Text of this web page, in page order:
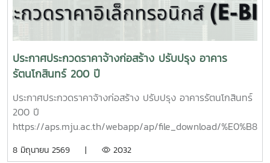
ประกาศประกวดราคาจ้างก่อสร้าง ปรับปรุง อาคาร
รัตนโกสินทร์ 200 ปี
ประกาศประกวดราคาจ้างก่อสร้าง ปรับปรุง อาคารรัตนโกสินทร์
200 ปี
https://aps.mju.ac.th/webapp/ap/file_download/
(จากระบบ) มจ.ผก.31 - 2569
8 มิถุนายน 2569 | 2032